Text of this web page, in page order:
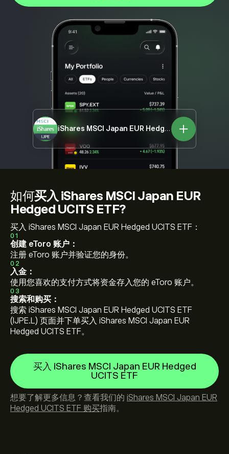
iShares MSCI Japan EUR Hedged UCITS ETF
如何买入 iShares MSCI Japan EUR
Hedged UCITS ETF?
买入 iShares MSCI Japan EUR Hedged UCITS ETF：
01
创建 eToro 账户：
注册 eToro 账户并验证您的身份。
02
入金：
使用您喜欢的支付方式将资金存入您的 eToro 账户。
03
搜索和购买：
搜索 iShares MSCI Japan EUR Hedged UCITS ETF
(IJPE.L) 页面并下单买入 iShares MSCI Japan EUR
Hedged UCITS ETF。
买入 iShares MSCI Japan EUR Hedged
UCITS ETF
想要了解更多信息？查看我们的 iShares MSCI Japan EUR
Hedged UCITS ETF 购买指南。